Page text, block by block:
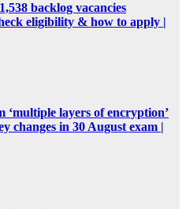
backlog vacancies
eligibility & how to apply |
layers of encryption’
changes in 30 August exam |